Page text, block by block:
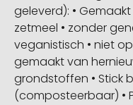
geleverd): •
zetmeel • zonder
veganistisch • niet
gemaakt van
grondstoffen • Stick
(composteerbaar) •